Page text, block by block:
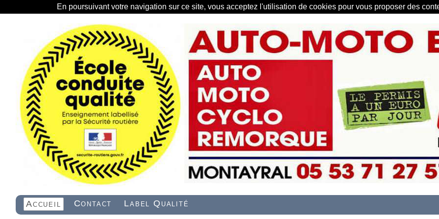
En poursuivant votre navigation sur ce site, vous acceptez l'utilisation de cookies pour vous proposer des
Accueil Contact Label Qualité